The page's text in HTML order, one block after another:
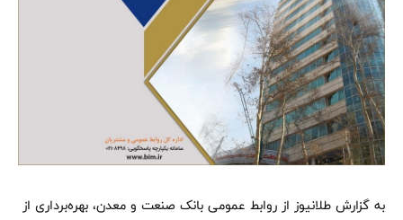
به گزارش طلانیوز از روابط عمومی بانک صنعت و معدن، بهره‌برداری از